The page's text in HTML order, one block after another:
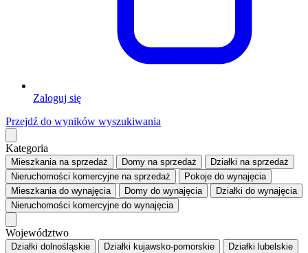
Zaloguj się
Przejdź do wyników wyszukiwania
Kategoria
Mieszkaniana sprzedaż Domy na sprzedaż Działki na sprzedaż
Nieruchomości komercyjne na sprzedaż Pokoje do wynajęcia
Mieszkaniado wynajęcia Domy do wynajęcia Działki do wynajęcia
Nieruchomości komercyjne do wynajęcia
Województwo
Działki dolnośląskie Działki kujawsko-pomorskie
Działki lubelskie